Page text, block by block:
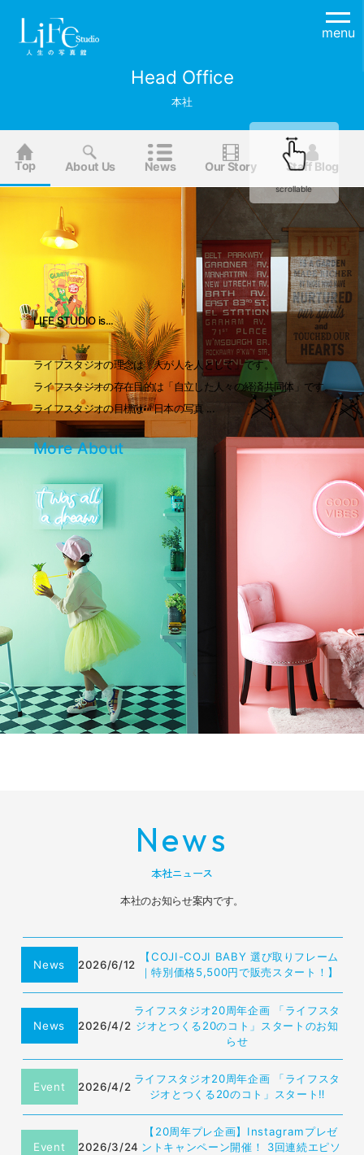
menu
Head Office
本社
Top About Us News Our Story Staff Blog
scrollable
LIFE STUDIO is...
ライフスタジオの理念は「人が人を人として」です。
ライフスタジオの存在目的は「自立した人々の経済共同体」です。
ライフスタジオの目標は「日本の写真 ...
More About
News
本社ニュース
本社のお知らせ案内です。
News 2026/6/12
【COJI-COJI BABY 選び取りフレーム
｜特別価格5,500円で販売スタート！】
News 2026/4/2
ライフスタジオ20周年企画 「ライフスタ
ジオとつくる20のコト」スタートのお知
らせ
Event 2026/4/2
ライフスタジオ20周年企画 「ライフスタ
ジオとつくる20のコト」スタート‼
Event 2026/3/24
【20周年プレ企画】Instagramプレゼ
ントキャンペーン開催！ 3回連続エピソ